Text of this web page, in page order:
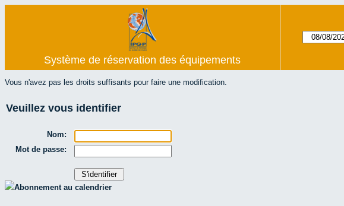
Système de réservation des équipements
Vous n'avez pas les droits suffisants pour faire une modification.
Veuillez vous identifier
Nom:
Mot de passe:
Abonnement au calendrier